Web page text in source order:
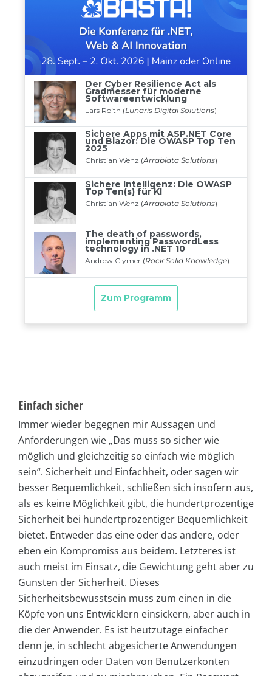
Einfach sicher
Immer wieder begegnen mir Aussagen und
Anforderungen wie „Das muss so sicher wie
möglich und gleichzeitig so einfach wie möglich
sein“. Sicherheit und Einfachheit, oder sagen wir
besser Bequemlichkeit, schließen sich insofern aus,
als es keine Möglichkeit gibt, die hundertprozentige
Sicherheit bei hundertprozentiger Bequemlichkeit
bietet. Entweder das eine oder das andere, oder
eben ein Kompromiss aus beidem. Letzteres ist
auch meist im Einsatz, die Gewichtung geht aber zu
Gunsten der Sicherheit. Dieses
Sicherheitsbewusstsein muss zum einen in die
Köpfe von uns Entwicklern einsickern, aber auch in
die der Anwender. Es ist heutzutage einfacher
denn je, in schlecht abgesicherte Anwendungen
einzudringen oder Daten von Benutzerkonten